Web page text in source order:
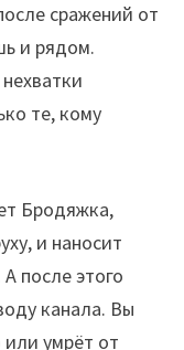
сражений от
и рядом.
те, кому
Бродяжка,
и наносит
после этого
канала. Вы
умрёт от